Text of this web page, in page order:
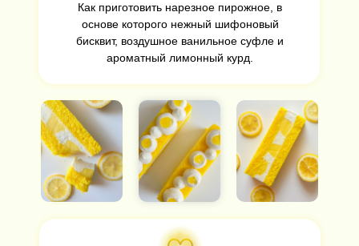
Как приготовить нарезное пирожное, в
основе которого нежный шифоновый
бисквит, воздушное ванильное суфле и
ароматный лимонный курд.